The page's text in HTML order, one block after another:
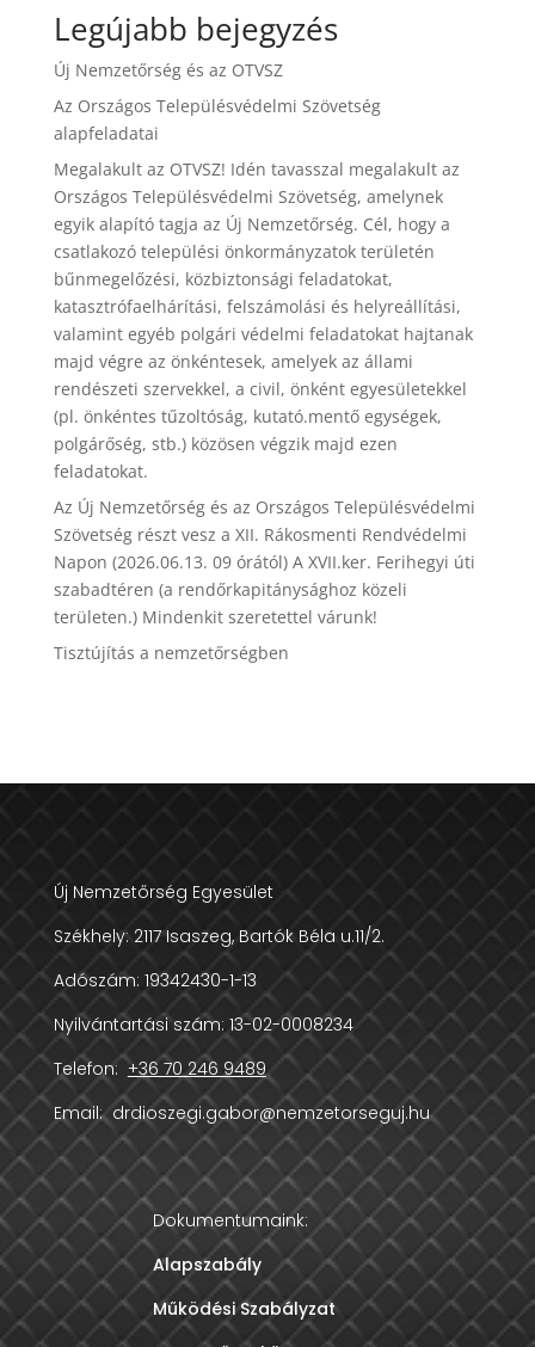
Legújabb bejegyzés
Új Nemzetőrség és az OTVSZ
Az Országos Településvédelmi Szövetség
alapfeladatai
Megalakult az OTVSZ! Idén tavasszal megalakult az
Országos Településvédelmi Szövetség, amelynek
egyik alapító tagja az Új Nemzetőrség. Cél, hogy a
csatlakozó települési önkormányzatok területén
bűnmegelőzési, közbiztonsági feladatokat,
katasztrófaelhárítási, felszámolási és helyreállítási,
valamint egyéb polgári védelmi feladatokat hajtanak
majd végre az önkéntesek, amelyek az állami
rendészeti szervekkel, a civil, önként egyesületekkel
(pl. önkéntes tűzoltóság, kutató.mentő egységek,
polgárőség, stb.) közösen végzik majd ezen
feladatokat.
Az Új Nemzetőrség és az Országos Településvédelmi
Szövetség részt vesz a XII. Rákosmenti Rendvédelmi
Napon (2026.06.13. 09 órától) A XVII.ker. Ferihegyi úti
szabadtéren (a rendőrkapitánysághoz közeli
területen.) Mindenkit szeretettel várunk!
Tisztújítás a nemzetőrségben
Új Nemzetőrség Egyesület
Székhely: 2117 Isaszeg, Bartók Béla u.11/2.
Adószám: 19342430-1-13
Nyilvántartási szám: 13-02-0008234
Telefon: +36 70 246 9489
Email:drdioszegi.gabor@nemzetorseguj.hu
Dokumentumaink:
Alapszabály
Működési Szabályzat